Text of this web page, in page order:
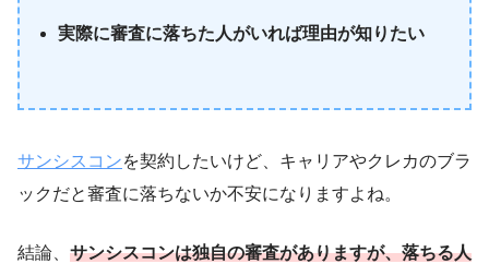
実際に審査に落ちた人がいれば理由が知りたい
サンシスコンを契約したいけど、キャリアやクレカのブラ
ックだと審査に落ちないか不安になりますよね。
結論、 サンシスコンは独自の審査がありますが、落ちる人